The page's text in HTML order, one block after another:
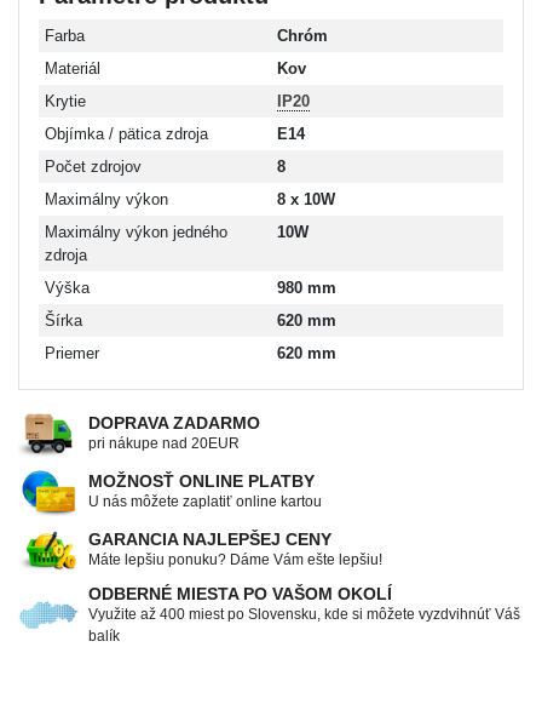
Farba
Chróm
Materiál
Kov
Krytie
IP20
Objímka / pätica zdroja
E14
Počet zdrojov
8
Maximálny výkon
8 x 10W
Maximálny výkon jedného
zdroja
10W
Výška
980 mm
Šírka
620 mm
Priemer
620 mm
DOPRAVA ZADARMO
pri nákupe nad 20EUR
MOŽNOSŤ ONLINE PLATBY
U nás môžete zaplatiť online kartou
GARANCIA NAJLEPŠEJ CENY
Máte lepšiu ponuku? Dáme Vám ešte lepšiu!
ODBERNÉ MIESTA PO VAŠOM OKOLÍ
Využite až 400 miest po Slovensku, kde si môžete vyzdvihnúť Váš
balík